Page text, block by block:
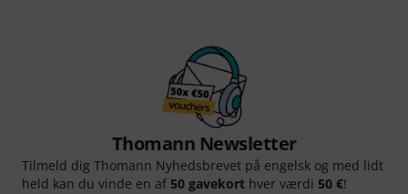
Thomann Newsletter
Tilmeld dig Thomann Nyhedsbrevet på engelsk og med lidt
held kan du vinde en af 50 gavekort hver værdi 50 €!